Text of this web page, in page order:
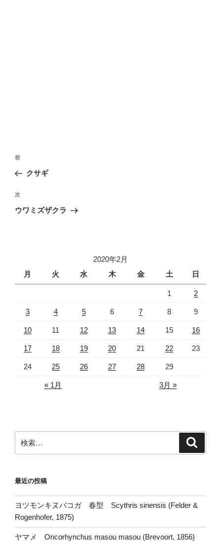
投
ナ
ビ
ゲ
前
の
稿
前
クサギ
次
の
次
ウワミズザクラ
2020年2月
月
火 水 木 金 土 日
1 2
3 4 5 6 7 8 9
10 11 12 13 14 15 16
17 18 19 20 21 22 23
24 25 26 27 28 29
« 1月 3月 »
索:
最近の投稿
ヨツモンキヌバコガ 春型 Scythris sinensis (Felder &
Rogenhofer, 1875)
ヤマメ Oncorhynchus masou masou (Brevoort, 1856)